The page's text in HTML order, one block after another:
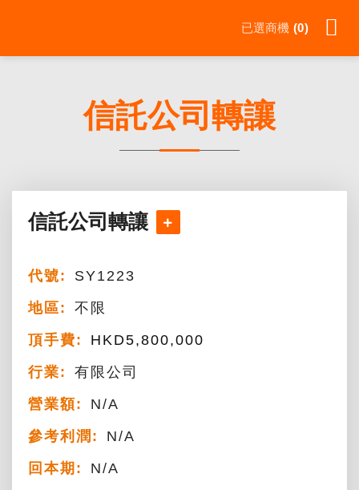
已選商機 0
信託公司轉讓
信託公司轉讓
代號:
SY1223
地區:
不限
頂手費:
HKD5,800,000
行業:
有限公司
營業額:
N/A
參考利潤:
N/A
回本期:
N/A